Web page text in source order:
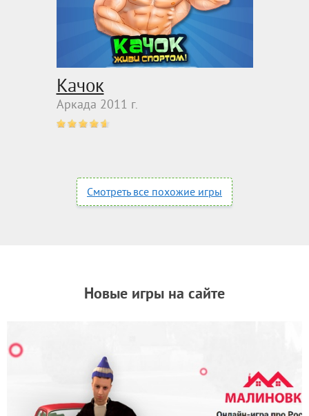
Качок
Аркада 2011 г.
Смотреть все похожие игры
Новые игры на сайте